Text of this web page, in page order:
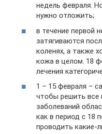
недель февраля.
нужно отложить;
в течение первой
затягиваются
коленях, а также
кожа в целом. 18
лечения
1 – 15 февраля –
чтобы решить все
заболеваний
как в период с 18
проводить какие-